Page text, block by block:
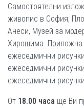
Самостоятелни
живопис в София,
Анеси, Музей за
Хирошима. Приложна
ежеседмични
ежеседмични
ежеседмични
От 18.00 часа ще Ви